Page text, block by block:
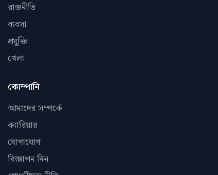
রাজনীতি
ব্যবসা
প্রযুক্তি
খেলা
কোম্পানি
আমাদের সম্পর্কে
ক্যারিয়ার
যোগাযোগ
বিজ্ঞাপন দিন